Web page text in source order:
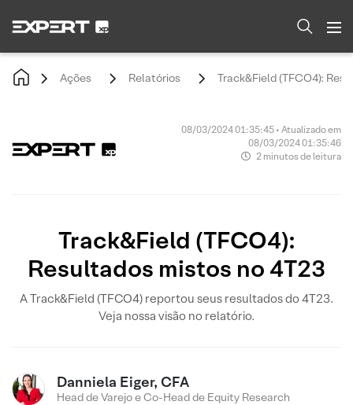
Ações Relatórios Track&Field (TFCO4):
08/03/2024 01:35:45 • Atualizado em
08/03/2024 01:35:46
2 minutos de leitura
Track&Field (TFCO4):
Resultados mistos no 4T23
A Track&Field (TFCO4) reportou seus resultados do 4T23.
Veja nossa visão no relatório.
Danniela Eiger, CFA
Head de Varejo e Co-Head de Equity Research